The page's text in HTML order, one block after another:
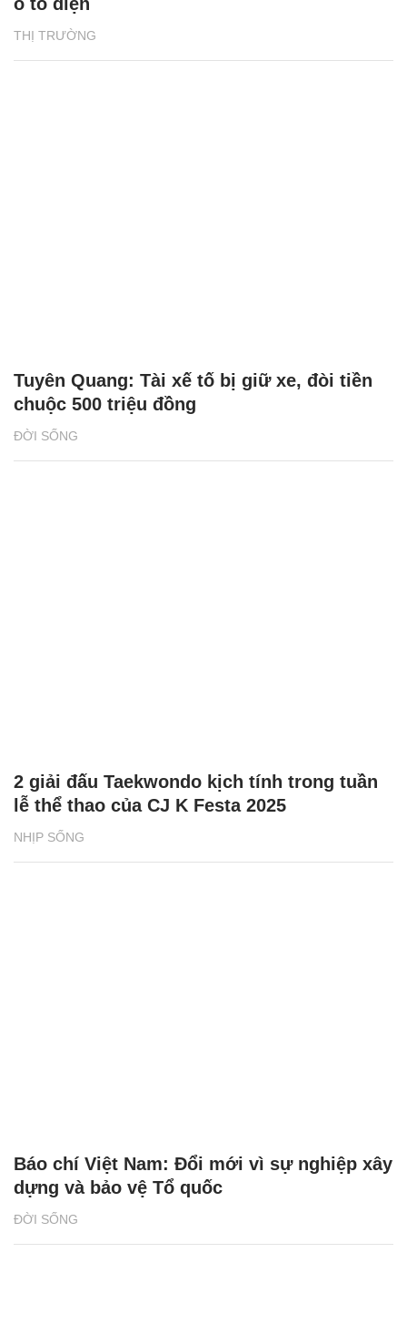
THỊ TRƯỜNG
ĐỜI SỐNG
Tuyên Quang: Tài xế tố bị giữ xe, đòi tiền
chuộc 500 triệu đồng
NHỊP SỐNG
2 giải đấu Taekwondo kịch tính trong tuần
lễ thể thao của CJ K Festa 2025
ĐỜI SỐNG
Báo chí Việt Nam: Đổi mới vì sự nghiệp xây
dựng và bảo vệ Tổ quốc